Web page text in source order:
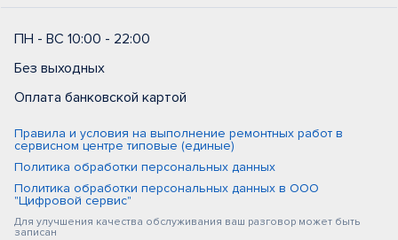
ПН - ВС 10:00 - 22:00
Без выходных
Оплата банковской картой
Правила и условия на выполнение ремонтных работ в
сервисном центре типовые (единые)
Политика обработки персональных данных
Политика обработки персональных данных в ООО
"Цифровой сервис"
Для улучшения качества обслуживания ваш разговор может быть
записан